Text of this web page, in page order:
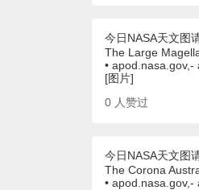
今日NASA天文图
The Large
•
[图片]
0 人赞过
今日NASA天文图
The Corona
• apod.nasa.gov,-